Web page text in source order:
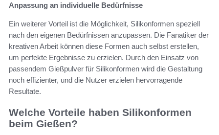
Anpassung an individuelle Bedürfnisse
Ein weiterer Vorteil ist die Möglichkeit, Silikonformen speziell
nach den eigenen Bedürfnissen anzupassen. Die Fanatiker der
kreativen Arbeit können diese Formen auch selbst erstellen,
um perfekte Ergebnisse zu erzielen. Durch den Einsatz von
passendem Gießpulver für Silikonformen wird die Gestaltung
noch effizienter, und die Nutzer erzielen hervorragende
Resultate.
Welche Vorteile haben Silikonformen
beim Gießen?